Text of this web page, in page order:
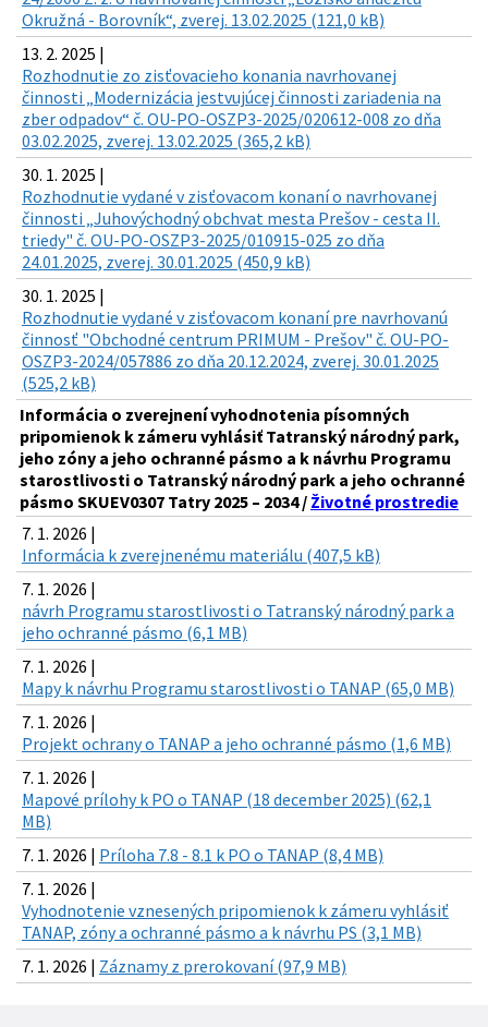
Okružná - Borovník“, zverej. 13.02.2025 (121,0 kB)
13. 2. 2025 |
Rozhodnutie zo zisťovacieho konania navrhovanej
činnosti „Modernizácia jestvujúcej činnosti zariadenia na
zber odpadov“ č. OU-PO-OSZP3-2025/020612-008 zo dňa
03.02.2025, zverej. 13.02.2025 (365,2 kB)
30. 1. 2025 |
Rozhodnutie vydané v zisťovacom konaní o navrhovanej
činnosti „Juhovýchodný obchvat mesta Prešov - cesta II.
triedy" č. OU-PO-OSZP3-2025/010915-025 zo dňa
24.01.2025, zverej. 30.01.2025 (450,9 kB)
30. 1. 2025 |
Rozhodnutie vydané v zisťovacom konaní pre navrhovanú
činnosť "Obchodné centrum PRIMUM - Prešov" č. OU-PO-
OSZP3-2024/057886 zo dňa 20.12.2024, zverej. 30.01.2025
(525,2 kB)
Informácia o zverejnení vyhodnotenia písomných
pripomienok k zámeru vyhlásiť Tatranský národný park,
jeho zóny a jeho ochranné pásmo a k návrhu Programu
starostlivosti o Tatranský národný park a jeho ochranné
pásmo SKUEV0307 Tatry 2025 – 2034 / Životné prostredie
7. 1. 2026 |
Informácia k zverejnenému materiálu (407,5 kB)
7. 1. 2026 |
návrh Programu starostlivosti o Tatranský národný park a
jeho ochranné pásmo (6,1 MB)
7. 1. 2026 |
Mapy k návrhu Programu starostlivosti o TANAP (65,0 MB)
7. 1. 2026 |
Projekt ochrany o TANAP a jeho ochranné pásmo (1,6 MB)
7. 1. 2026 |
Mapové prílohy k PO o TANAP (18 december 2025) (62,1
MB)
7. 1. 2026 | Príloha 7.8 - 8.1 k PO o TANAP (8,4 MB)
7. 1. 2026 |
Vyhodnotenie vznesených pripomienok k zámeru vyhlásiť
TANAP, zóny a ochranné pásmo a k návrhu PS (3,1 MB)
7. 1. 2026 | Záznamy z prerokovaní (97,9 MB)